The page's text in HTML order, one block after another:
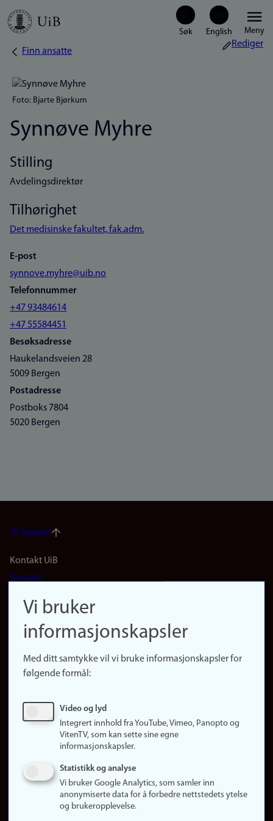
Hopp
Meny
Navigasjonssti
Finn ansatte
Rediger
Foto: Bjarte Bjørkum
Synnøve Myhre
Stilling
Avdelingsdirektør
Tilhørighet
Det medisinske fakultet, fak.adm.
E-post
synnove.myhre@uib.no
Telefonnummer
+47 93484614
+47 55584451
Besøksadresse
Haukelandsveien 28
5009 Bergen
Postadresse
Postboks 7804
5020 Bergen
Til toppen
Footer
(no)
Kontakt UiB
Kontakt
Finn forsker
Presse
Finn studier
Ledige stillinger
Om nettstedet
Informasjonskapsler
Vi bruker
informasjonskapsler
Med ditt samtykke vil vi bruke informasjonskapsler for
følgende formål:
Video og lyd
Integrert innhold fra YouTube, Vimeo, Panopto og
VitenTV, som kan sette sine egne
informasjonskapsler.
Statistikk og analyse
Vi bruker Google Analytics, som samler inn
anonymiserte data for å forbedre nettstedets ytelse
og brukeropplevelse.